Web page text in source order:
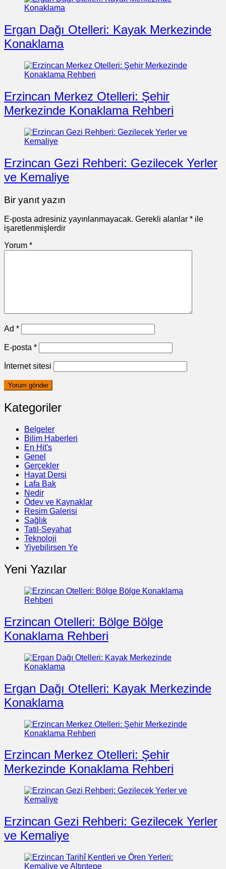
Ergan Dağı Otelleri: Kayak Merkezinde
Konaklama
Erzincan Merkez Otelleri: Şehir
Merkezinde Konaklama Rehberi
Erzincan Gezi Rehberi: Gezilecek Yerler
ve Kemaliye
Bir yanıt yazın
E-posta adresiniz yayınlanmayacak. Gerekli alanlar * ile
işaretlenmişlerdir
Yorum *
Ad *
E-posta *
İnternet sitesi
Kategoriler
Belgeler
Bilim Haberleri
En Hit's
Genel
Gerçekler
Hayat Dersi
Lafa Bak
Nedir
Ödev ve Kaynaklar
Resim Galerisi
Sağlık
Tatil-Seyahat
Teknoloji
Yiyebilirsen Ye
Yeni Yazılar
Erzincan Otelleri: Bölge Bölge
Konaklama Rehberi
Ergan Dağı Otelleri: Kayak Merkezinde
Konaklama
Erzincan Merkez Otelleri: Şehir
Merkezinde Konaklama Rehberi
Erzincan Gezi Rehberi: Gezilecek Yerler
ve Kemaliye